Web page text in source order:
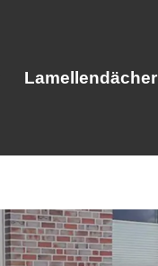
Lamellendächer